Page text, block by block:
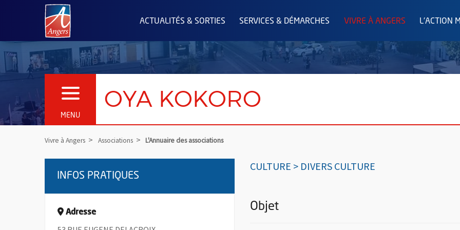
Angers.fr : Retour à l'accueil
ACTUALITÉS & SORTIES SERVICES & DÉMARCHES VIVRE À ANGERS L'ACTION
MENU
OUVRIR LE MENU OYA KOKORO
Vivre à Angers Associations L'Annuaire des associations
CULTURE > DIVERS CULTURE
Objet
INFOS PRATIQUES
Adresse